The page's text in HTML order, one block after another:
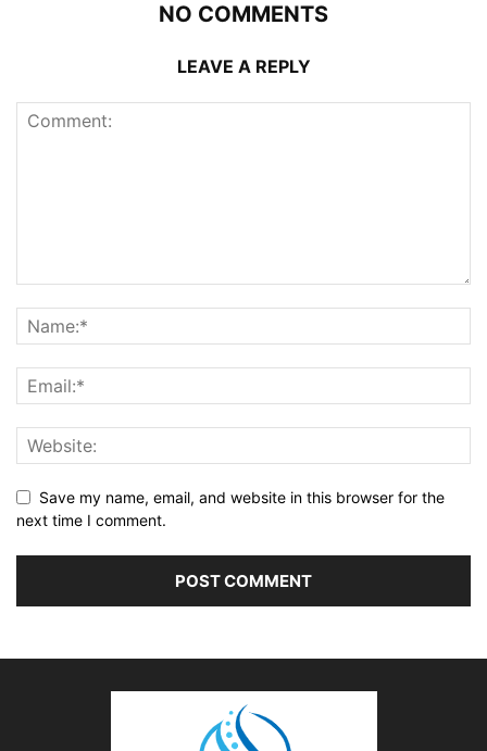
NO COMMENTS
LEAVE A REPLY
Save my name, email, and website in this browser for the
next time I comment.